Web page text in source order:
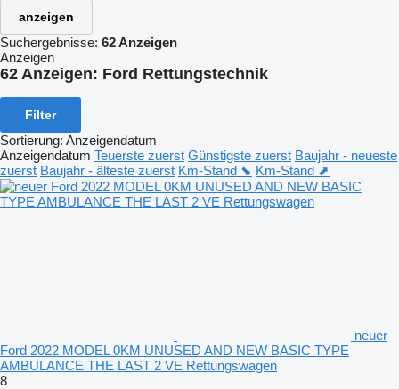
anzeigen
Suchergebnisse: 62 Anzeigen
Anzeigen
62 Anzeigen: Ford Rettungstechnik
Filter
Sortierung: Anzeigendatum
Anzeigendatum Teuerste zuerst Günstigste zuerst Baujahr - neueste
zuerst Baujahr - älteste zuerst Km-Stand ⬊ Km-Stand ⬈
neuer
Ford 2022 MODEL 0KM UNUSED AND NEW BASIC TYPE
AMBULANCE THE LAST 2 VE Rettungswagen
8